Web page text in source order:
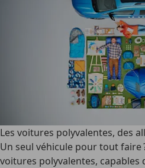
Les voitures polyvalentes, des
Un seul véhicule pour tout faire
voitures polyvalentes, capables